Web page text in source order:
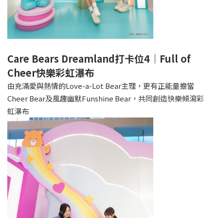
Care Bears Dreamland打卡位4｜Full of
Cheer快樂彩虹瀑布
由充滿愛與熱情的Love-a-Lot Bear主理，更有正能量擔當
Cheer Bear及風趣幽默Funshine Bear，共同創造快樂傾瀉彩
虹瀑布